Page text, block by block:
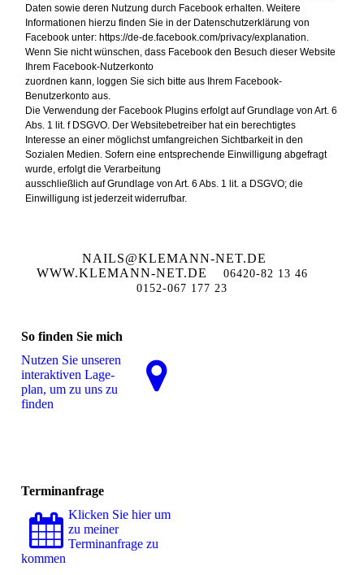
Daten sowie deren Nutzung durch Facebook erhalten. Weitere
Informationen hierzu finden Sie in der Datenschutzerklärung von
Facebook unter: https://de-de.facebook.com/privacy/explanation.
Wenn Sie nicht wünschen, dass Facebook den Besuch dieser Website
Ihrem Facebook-Nutzerkonto
zuordnen kann, loggen Sie sich bitte aus Ihrem Facebook-
Benutzerkonto aus.
Die Verwendung der Facebook Plugins erfolgt auf Grundlage von Art. 6
Abs. 1 lit. f DSGVO. Der Websitebetreiber hat ein berechtigtes
Interesse an einer möglichst umfangreichen Sichtbarkeit in den
Sozialen Medien. Sofern eine entsprechende Einwilligung abgefragt
wurde, erfolgt die Verarbeitung
ausschließlich auf Grundlage von Art. 6 Abs. 1 lit. a DSGVO; die
Einwilligung ist jederzeit widerrufbar.
NAILS@KLEMANN-NET.DE
WWW.KLEMANN-NET.DE 06420-82 13 46
0152-067 177 23
So finden Sie mich
Nutzen Sie unseren
interaktiven La­ge­
plan, um zu uns zu
finden
Terminanfrage
Klicken Sie hier um
zu meiner
Terminanfrage zu
kommen